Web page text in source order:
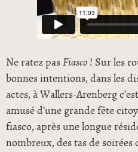
Ne ratez pas Fiasco ! Sur les
bonnes intentions, dans les
actes, à Wallers-Arenberg
amusé d’une grande fête
fiasco, après une longue
nombreux, des tas de